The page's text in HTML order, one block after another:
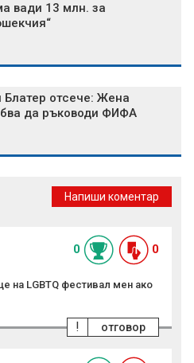
вади 13 млн. за
Блатер отсече: Жена
да ръководи ФИФА
Напиши коментар
0 0
на LGBTQ фестивал мен ако
отговор
!